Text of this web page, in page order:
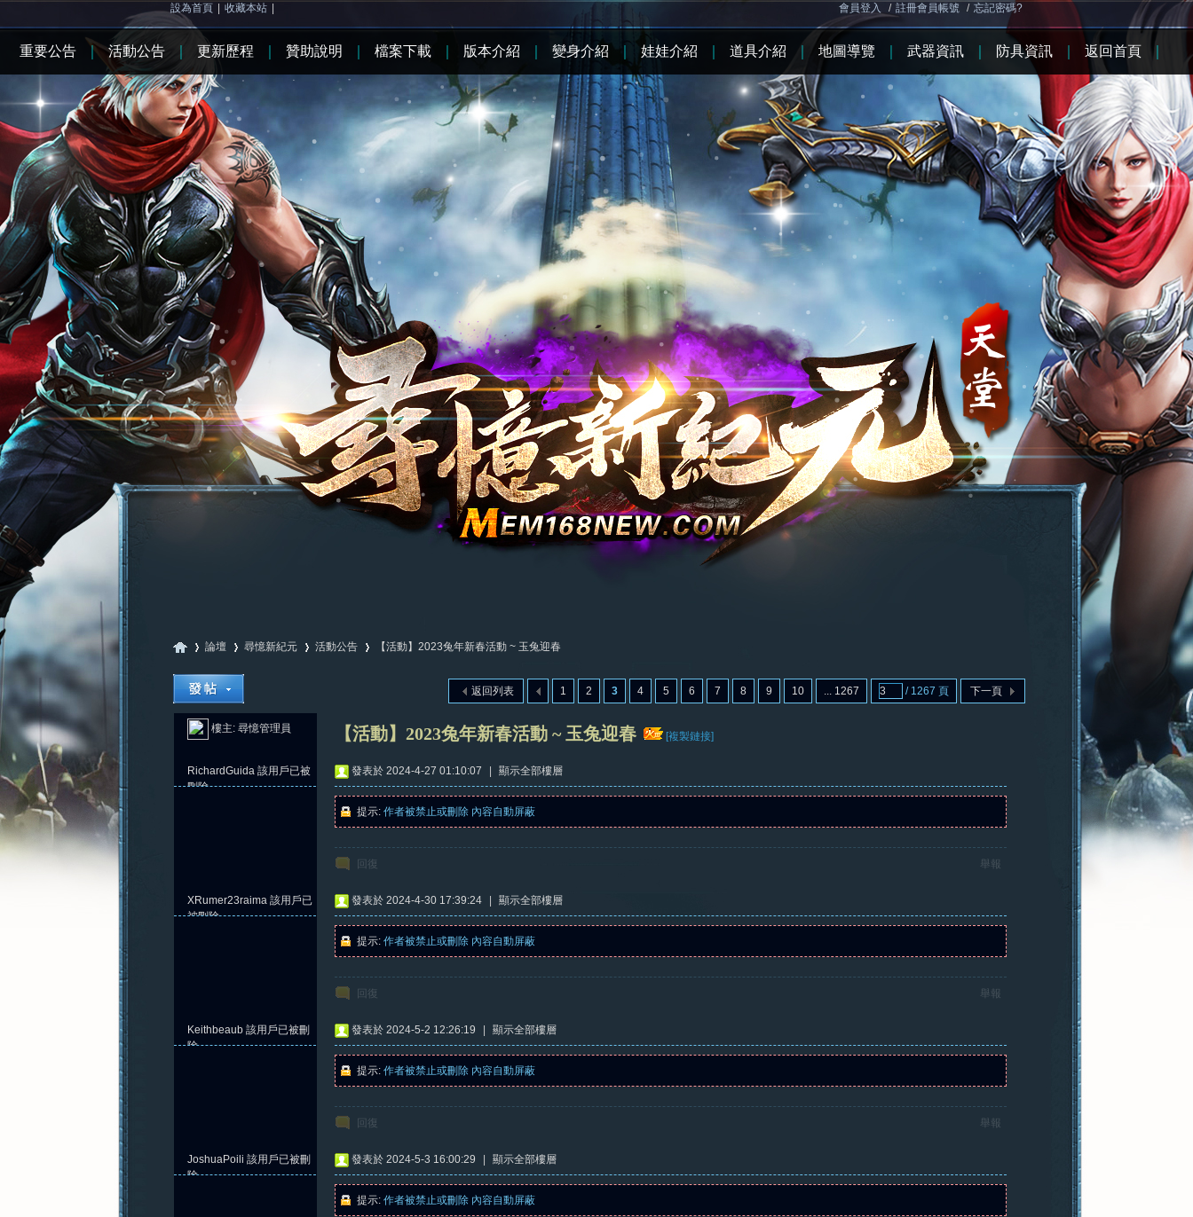
設為首頁 收藏本站 會員登入 / 註冊會員帳號 / 忘記密碼?
»
論壇
›
尋憶新紀元 活動公告
›
【活動】2023兔年新春活動 ~ 玉兔迎春
1 2 3 4 5 6 7 8 9 10 ... 1267 / 1267 頁 下一頁
返回列表
樓主: 尋憶管理員 【活動】2023兔年新春活動 ~ 玉兔迎春 [複製鏈接]
RichardGuida 該用戶已被
刪除
發表於 2024-4-27 01:10:07 顯示全部樓層
提示: 作者被禁止或刪除 內容自動屏蔽
回復 舉報
XRumer23raima 該用戶已
被刪除
發表於 2024-4-30 17:39:24 顯示全部樓層
提示: 作者被禁止或刪除 內容自動屏蔽
回復 舉報
Keithbeaub 該用戶已被刪
除
發表於 2024-5-2 12:26:19 顯示全部樓層
提示: 作者被禁止或刪除 內容自動屏蔽
回復 舉報
JoshuaPoili 該用戶已被刪
除
發表於 2024-5-3 16:00:29 顯示全部樓層
提示: 作者被禁止或刪除 內容自動屏蔽